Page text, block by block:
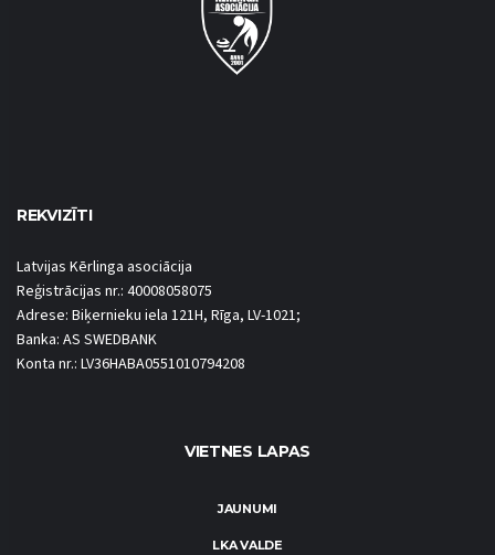
REKVIZĪTI
Latvijas Kērlinga asociācija
Reģistrācijas nr.: 40008058075
Adrese: Biķernieku iela 121H, Rīga, LV-1021;
Banka: AS SWEDBANK
Konta nr.: LV36HABA0551010794208
VIETNES LAPAS
JAUNUMI
LKA VALDE